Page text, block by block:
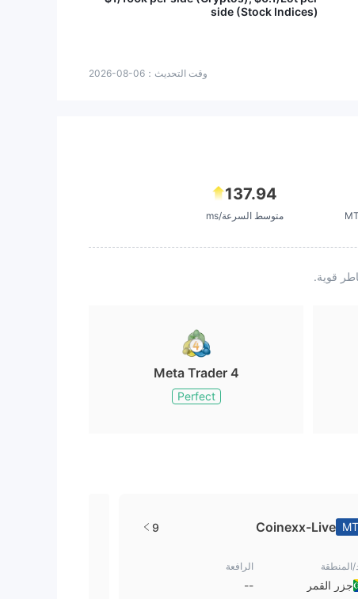
side (Stock Indices)
وقت التحديث： 2026-08-06
137.94
متوسط السرعة/ms
Meta Trader 4
Perfect
Coinexx-Live
9
المنطقة
جزر القمر
الرافعة
--